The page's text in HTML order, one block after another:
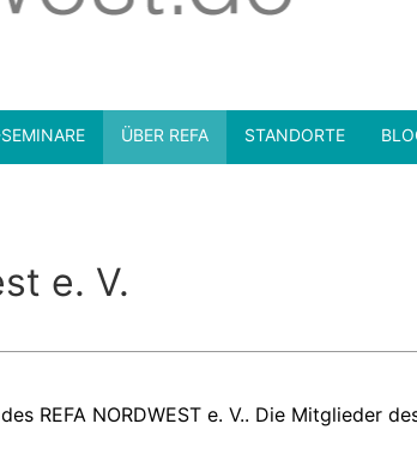
ÜBER REFA STANDORTE
e. V.
REFA NORDWEST e. V.. Die Mitglieder